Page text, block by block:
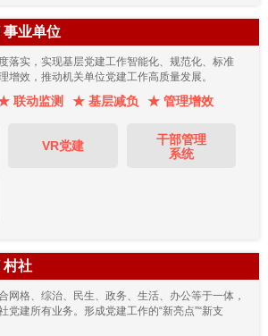
事业单位
落实，实现基层党建工作智能化、规范化、标准
增效，推动机关单位党建工作高质量发展。
联动监测 ★ 基层减负 ★ 管理增效
VR党建
干部管理
系统
村社
网格、综治、民生、政务、生活、办公等于一体，
党建所有业务。形成党建工作的“新亮点”“新支